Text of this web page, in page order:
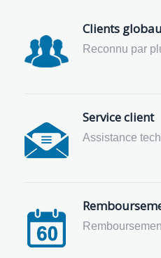
Clients
Reconnu par
Service client
Assistance